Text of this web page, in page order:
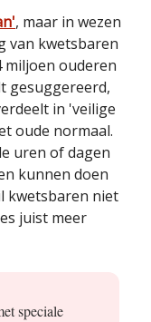
, maar in wezen
van kwetsbaren
miljoen ouderen
gesuggereerd,
in 'veilige
oude normaal.
uren of dagen
kunnen doen
kwetsbaren niet
juist meer
speciale